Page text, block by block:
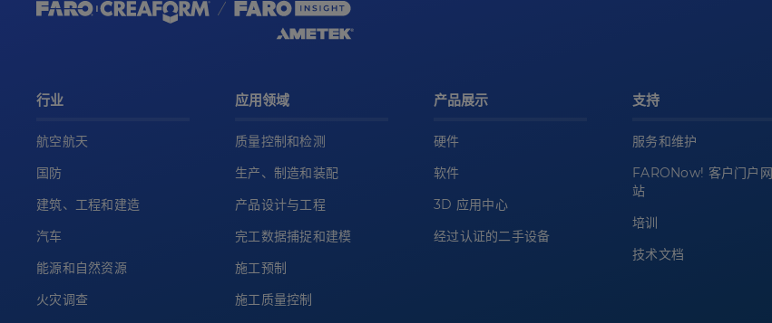
行业
航空航天
国防
建筑、工程和建造
汽车
能源和自然资源
火灾调查
应用领域
质量控制和检测
生产、制造和装配
产品设计与工程
完工数据捕捉和建模
施工预制
施工质量控制
产品展示
硬件
软件
3D 应用中心
经过认证的二手设备
支持
服务和维护
FARONow! 客户门户网
站
培训
技术文档